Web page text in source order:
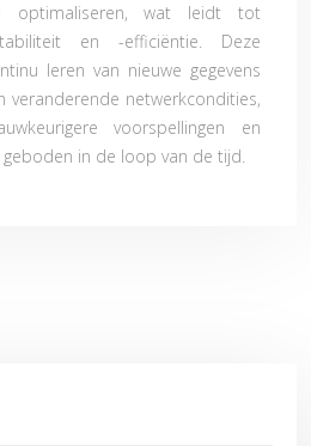
optimaliseren, wat leidt tot
en -efficiëntie. Deze
leren van nieuwe gegevens
veranderende netwerkcondities,
voorspellingen en
in de loop van de tijd.